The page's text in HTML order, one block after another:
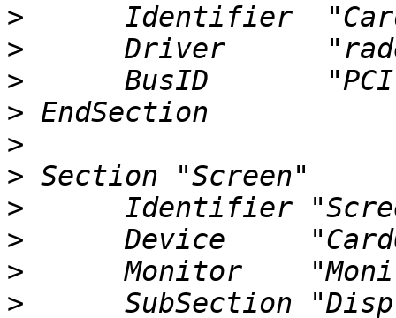
>
>
>
>
>
>
>
>
>
>